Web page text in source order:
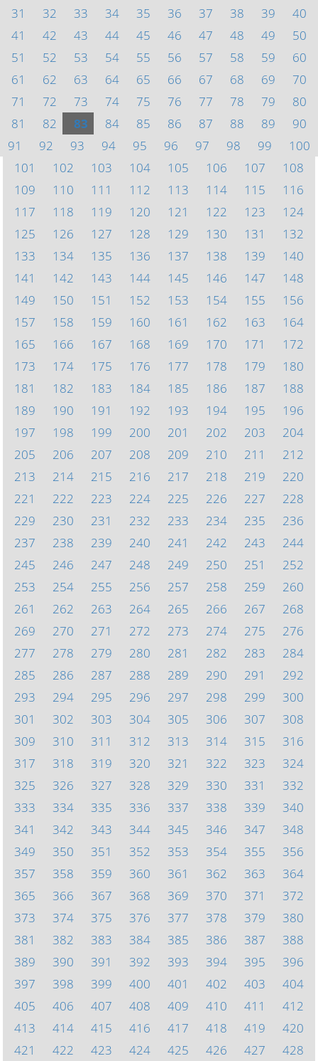
31
32 33 34 35 36 37 38 39
40
41
42 43 44 45 46 47 48 49
50
51
52 53 54 55 56 57 58 59
60
61
62 63 64 65 66 67 68 69
70
71
72 73 74 75 76 77 78 79
80
81
82 83 84 85 86 87 88 89
90
91
92 93 94 95 96 97 98 99
100
101
102 103 104 105 106 107
108
109
110 111 112 113 114 115
116
117
118 119 120 121 122 123
124
125
126 127 128 129 130 131
132
133
134 135 136 137 138 139
140
141
142 143 144 145 146 147
148
149
150 151 152 153 154 155
156
157
158 159 160 161 162 163
164
165
166 167 168 169 170 171
172
173
174 175 176 177 178 179
180
181
182 183 184 185 186 187
188
189
190 191 192 193 194 195
196
197
198 199 200 201 202 203
204
205
206 207 208 209 210 211
212
213
214 215 216 217 218 219
220
221
222 223 224 225 226 227
228
229
230 231 232 233 234 235
236
237
238 239 240 241 242 243
244
245
246 247 248 249 250 251
252
253
254 255 256 257 258 259
260
261
262 263 264 265 266 267
268
269
270 271 272 273 274 275
276
277
278 279 280 281 282 283
284
285
286 287 288 289 290 291
292
293
294 295 296 297 298 299
300
301
302 303 304 305 306 307
308
309
310 311 312 313 314 315
316
317
318 319 320 321 322 323
324
325
326 327 328 329 330 331
332
333
334 335 336 337 338 339
340
341
342 343 344 345 346 347
348
349
350 351 352 353 354 355
356
357
358 359 360 361 362 363
364
365
366 367 368 369 370 371
372
373
374 375 376 377 378 379
380
381
382 383 384 385 386 387
388
389
390 391 392 393 394 395
396
397
398 399 400 401 402 403
404
405
406 407 408 409 410 411
412
413
414 415 416 417 418 419
420
421
422 423 424 425 426 427 428